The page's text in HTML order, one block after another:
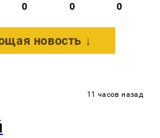
0 0 0
новость ↓
11 часов назад